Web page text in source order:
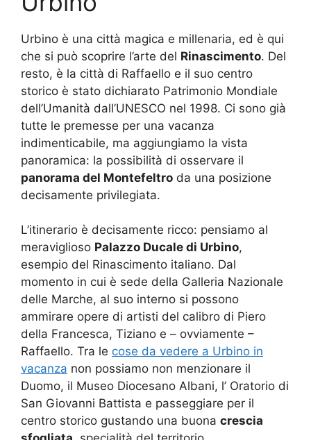
Urbino è una città magica e millenaria, ed è qui
che si può scoprire l’arte del Rinascimento. Del
resto, è la città di Raffaello e il suo centro
storico è stato dichiarato Patrimonio Mondiale
dell’Umanità dall’UNESCO nel 1998. Ci sono già
tutte le premesse per una vacanza
indimenticabile, ma aggiungiamo la vista
panoramica: la possibilità di osservare il
panorama del Montefeltro da una posizione
decisamente privilegiata.
L’itinerario è decisamente ricco: pensiamo al
meraviglioso Palazzo Ducale di Urbino,
esempio del Rinascimento italiano. Dal
momento in cui è sede della Galleria Nazionale
delle Marche, al suo interno si possono
ammirare opere di artisti del calibro di Piero
della Francesca, Tiziano e – ovviamente –
Raffaello. Tra le cose da vedere a Urbino in
vacanza non possiamo non menzionare il
Duomo, il Museo Diocesano Albani, l’ Oratorio di
San Giovanni Battista e passeggiare per il
centro storico gustando una buona crescia